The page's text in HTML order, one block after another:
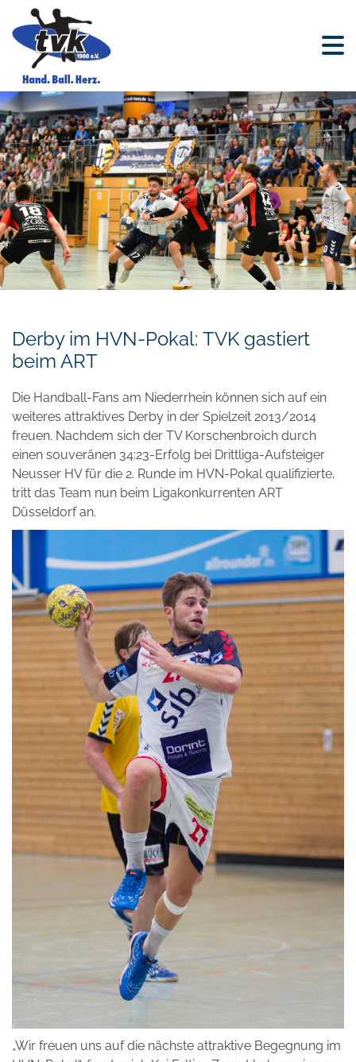
Derby im HVN-Pokal: TVK gastiert
beim ART
Die Handball-Fans am Niederrhein können sich auf ein
weiteres attraktives Derby in der Spielzeit 2013/2014
freuen. Nachdem sich der TV Korschenbroich durch
einen souveränen 34:23-Erfolg bei Drittliga-Aufsteiger
Neusser HV für die 2. Runde im HVN-Pokal qualifizierte,
tritt das Team nun beim Ligakonkurrenten ART
Düsseldorf an.
„Wir freuen uns auf die nächste attraktive Begegnung im